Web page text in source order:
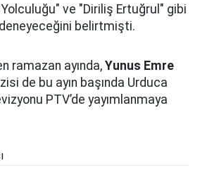
Yolculuğu" ve "Diriliş Ertuğrul" gibi
belirtmişti.
ramazan ayında, Yunus Emre
de bu ayın başında Urduca
PTV’de yayımlanmaya